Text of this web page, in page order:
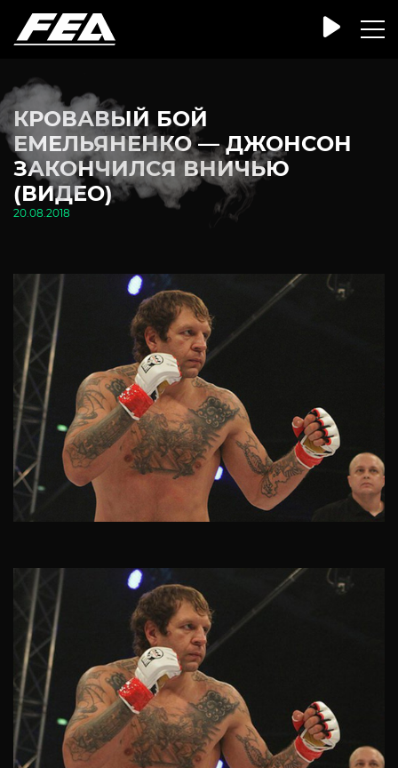
КРОВАВЫЙ БОЙ
ЕМЕЛЬЯНЕНКО — ДЖОНСОН
ЗАКОНЧИЛСЯ ВНИЧЬЮ
(ВИДЕО)
20.08.2018